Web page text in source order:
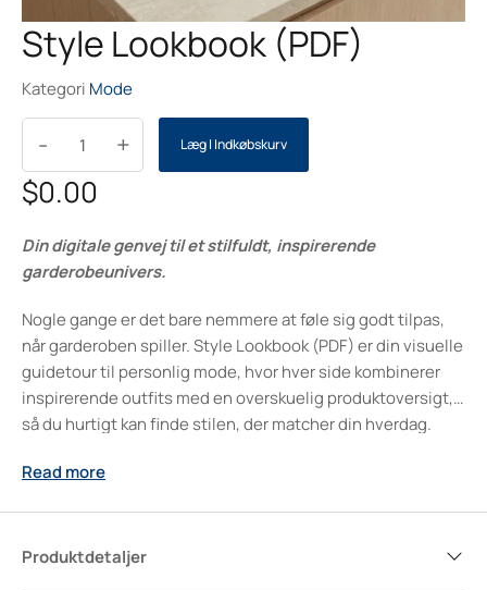
Style Lookbook (PDF)
Kategori Mode
+
- Læg I Indkøbskurv
$0.00
Din digitale genvej til et stilfuldt, inspirerende
garderobeunivers.
Nogle gange er det bare nemmere at føle sig godt tilpas,
når garderoben spiller. Style Lookbook (PDF) er din visuelle
guidetour til personlig mode, hvor hver side kombinerer
inspirerende outfits med en overskuelig produktoversigt,
så du hurtigt kan finde stilen, der matcher din hverdag.
døren til nye stylingmuligheder og ideer, du nemt kan
gennemført udtryk og styrke selvsikkerheden – både til
Read more
Produktdetaljer